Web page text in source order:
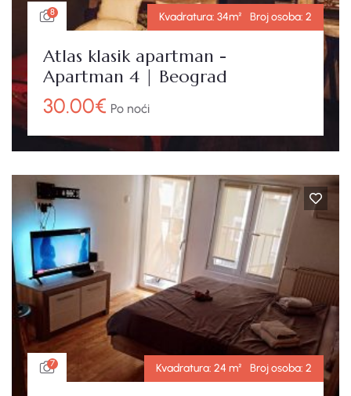
8 Kvadratura: 34m² Broj osoba: 2
Atlas klasik apartman -
Apartman 4 | Beograd
30.00€ Po noći
7 Kvadratura: 24 m² Broj osoba: 2